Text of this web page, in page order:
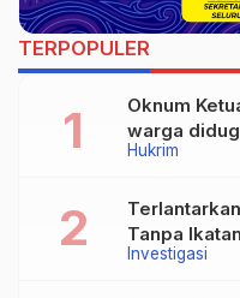
TERPOPULER
Hukrim
Oknum
warga
Investigasi
Tanpa
Kecamatan